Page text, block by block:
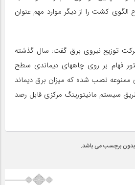
الگوی کشت را از دیگر موارد مهم عنوان
توزیع نیروی برق گفت: سال گذشته
کنتور فهام بر روی چاههای دیماندی سطح
ممنوعه نصب شده که میزان برق دیماند
سیستم مانیتورینگ مرکزی قابل رصد
برچسب می باشد.